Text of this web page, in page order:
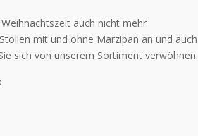
auch nicht mehr
mit und ohne Marzipan an und auch
sich von unserem Sortiment verwöhnen.